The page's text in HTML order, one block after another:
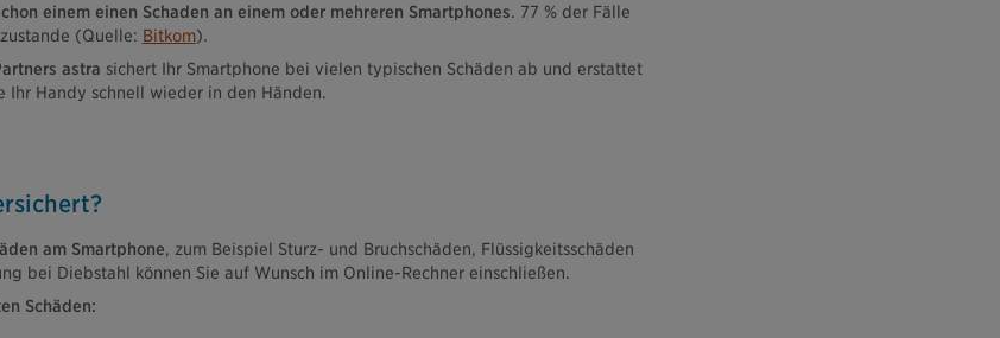
einem einen Schaden an einem oder mehreren Smartphones. 77 % der Fälle
(Quelle: Bitkom).
astra sichert Ihr Smartphone bei vielen typischen Schäden ab und erstattet
Ihr Handy schnell wieder in den Händen.
am Smartphone, zum Beispiel Sturz- und Bruchschäden, Flüssigkeitsschäden
bei Diebstahl können Sie auf Wunsch im Online-Rechner einschließen.
Schäden: